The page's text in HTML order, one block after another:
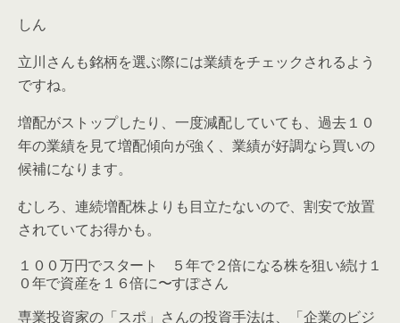
しん
立川さんも銘柄を選ぶ際には業績をチェックされるよう
ですね。
増配がストップしたり、一度減配していても、過去１０
年の業績を見て増配傾向が強く、業績が好調なら買いの
候補になります。
むしろ、連続増配株よりも目立たないので、割安で放置
されていてお得かも。
１００万円でスタート ５年で２倍になる株を狙い続け１
０年で資産を１６倍に〜すぽさん
専業投資家の「スポ」さんの投資手法は、
「企業のビジ